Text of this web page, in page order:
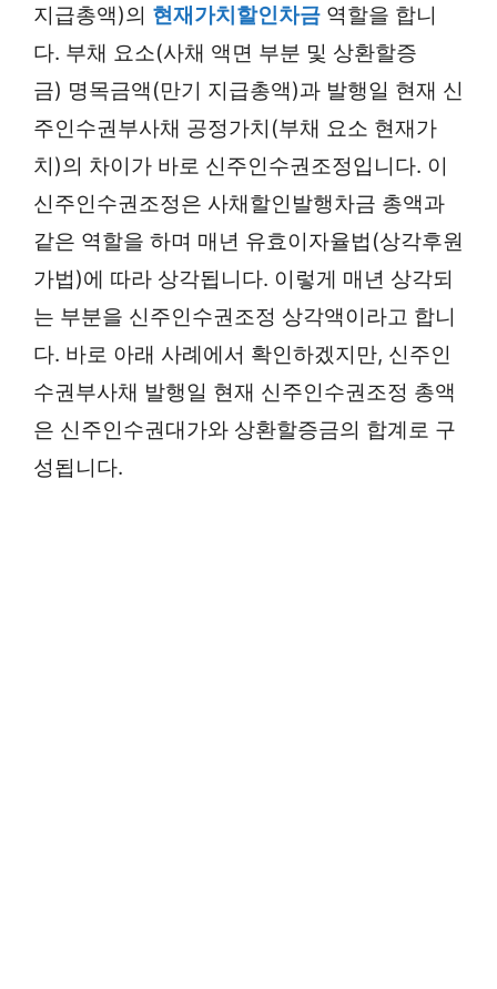
지급총액)의 현재가치할인차금 역할을 합니
다. 부채 요소(사채 액면 부분 및 상환할증
금) 명목금액(만기 지급총액)과 발행일 현재 신
주인수권부사채 공정가치(부채 요소 현재가
치)의 차이가 바로 신주인수권조정입니다. 이
신주인수권조정은 사채할인발행차금 총액과
같은 역할을 하며 매년 유효이자율법(상각후원
가법)에 따라 상각됩니다. 이렇게 매년 상각되
는 부분을 신주인수권조정 상각액이라고 합니
다. 바로 아래 사례에서 확인하겠지만, 신주인
수권부사채 발행일 현재 신주인수권조정 총액
은 신주인수권대가와 상환할증금의 합계로 구
성됩니다.